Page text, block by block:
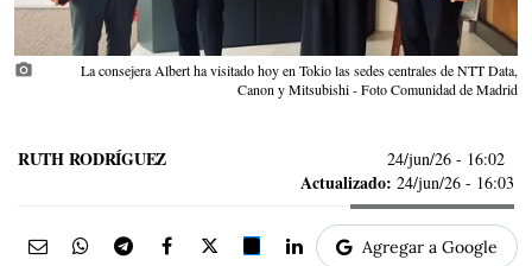
photo_camera
La consejera Albert ha visitado hoy en Tokio las sedes centrales de NTT Data,
Canon y Mitsubishi - Foto Comunidad de Madrid
RUTH RODRÍGUEZ 24/jun/26 - 16:02
Actualizado: 24/jun/26 - 16:03
Agregar a Google